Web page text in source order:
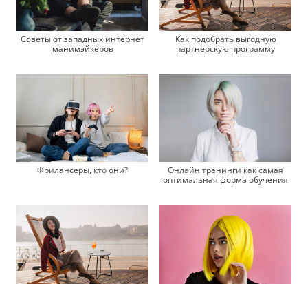
Советы от западных интернет
манимэйкеров
Как подобрать выгодную
партнерскую программу
Фрилансеры, кто они?
Онлайн тренинги как самая
оптимальная форма обучения